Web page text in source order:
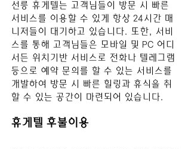
선릉 휴게텔는 고객님들이 방문 시 빠른
서비스를 이용할 수 있게 항상 24시간 매
니저들이 대기하고 있습니다. 또한, 서비
스를 통해 고객님들은 모바일 및 PC 어디
서든 위치기반 서비스로 전화나 텔레그램
등으로 예약 문의를 할 수 있는 서비스를
개발하여 방문 시 빠른 힐링과 휴식을 취
할 수 있는 공간이 마련되어 있습니다.
휴게텔 후불이용